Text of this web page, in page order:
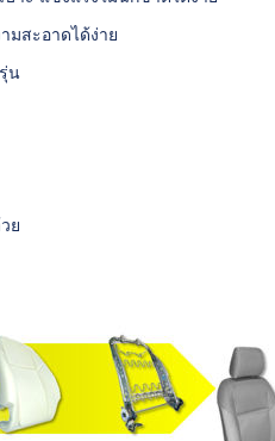
มสะอาดได้ง่าย
น
ย